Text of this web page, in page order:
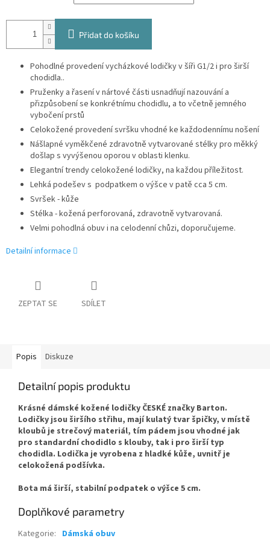
Přidat do košíku
Pohodlné provedení vycházkové lodičky v šíři G1/2 i pro širší
chodidla..
Pruženky a řasení v nártové části usnadňují nazouvání a
přizpůsobení se konkrétnímu chodidlu, a to včetně jemného
vybočení prstů
Celokožené provedení svršku vhodné ke každodennímu nošení
Nášlapné vyměkčené zdravotně vytvarované stélky pro měkký
došlap s vyvýšenou oporou v oblasti klenku.
Elegantní trendy celokožené lodičky, na každou příležitost.
Lehká podešev s podpatkem o výšce v patě cca 5 cm.
Svršek - kůže
Stélka - kožená perforovaná, zdravotně vytvarovaná.
Velmi pohodlná obuv i na celodenní chůzi, doporučujeme.
Detailní informace
ZEPTAT SE SDÍLET
Popis Diskuze
Detailní popis produktu
Krásné dámské kožené lodičky ČESKÉ značky Barton.
Lodičky jsou širšího střihu, mají kulatý tvar špičky, v místě
kloubů je strečový materiál, tím pádem jsou vhodné jak
pro standardní chodidlo s klouby, tak i pro širší typ
chodidla. Lodička je vyrobena z hladké kůže, uvnitř je
celokožená podšívka.
Bota má širší, stabilní podpatek o výšce 5 cm.
Doplňkové parametry
Kategorie: Dámská obuv